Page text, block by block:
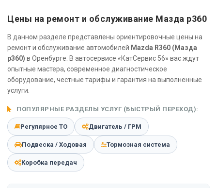
Цены на ремонт и обслуживание Мазда р360
В данном разделе представлены ориентировочные цены на
ремонт и обслуживание автомобилей Mazda R360 (Мазда
р360) в Оренбурге. В автосервисе «КатСервис 56» вас ждут
опытные мастера, современное диагностическое
оборудование, честные тарифы и гарантия на выполненные
услуги.
ПОПУЛЯРНЫЕ РАЗДЕЛЫ УСЛУГ (БЫСТРЫЙ ПЕРЕХОД):
Регулярное ТО Двигатель / ГРМ
Подвеска / Ходовая Тормозная система
Коробка передач